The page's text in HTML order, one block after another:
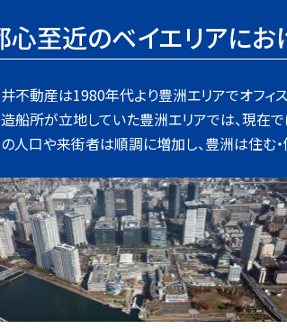
心至近のベイエリアにお
不動産は1980年代より豊洲エリアでオフィ
船所が立地していた豊洲エリアでは、現在で
人口や来街者は順調に増加し、豊洲は住む